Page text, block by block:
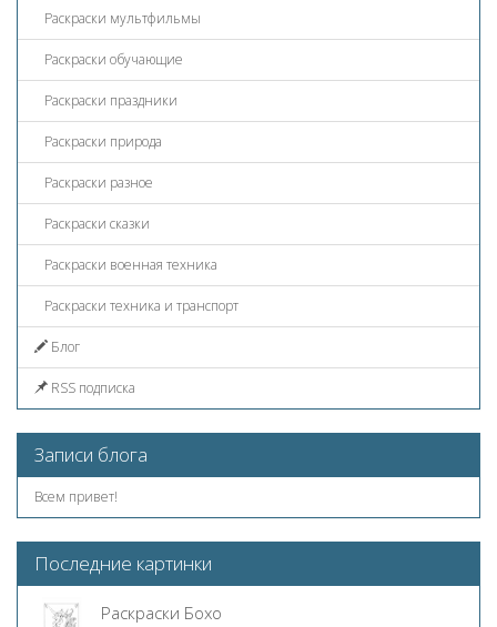
Раскраски мультфильмы
Раскраски обучающие
Раскраски праздники
Раскраски природа
Раскраски разное
Раскраски сказки
Раскраски военная техника
Раскраски техника и транспорт
Блог
RSS подписка
Записи блога
Всем привет!
Последние картинки
Раскраски Бохо